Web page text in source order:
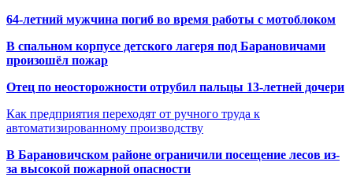
64-летний мужчина погиб во время работы с мотоблоком
В спальном корпусе детского лагеря под Барановичами
произошёл пожар
Отец по неосторожности отрубил пальцы 13-летней дочери
Как предприятия переходят от ручного труда к
автоматизированному производству
В Барановичском районе ограничили посещение лесов из-
за высокой пожарной опасности